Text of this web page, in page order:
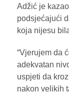
Adžić je
podsjećajući
koja nijesu
“Vjerujem da
adekvatan
uspjeti da
nakon velikih